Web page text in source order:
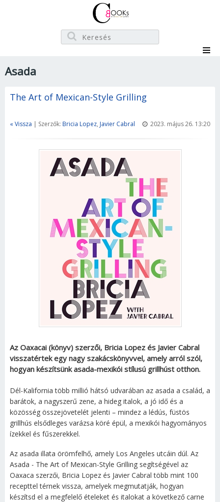
Asada
The Art of Mexican-Style Grilling
« Vissza | Szerzők: Bricia Lopez, Javier Cabral 2023. május 26. 13:20
Az Oaxacai (könyv) szerzői, Bricia Lopez és Javier Cabral
visszatértek egy nagy szakácskönyvvel, amely arról szól,
hogyan készítsünk asada-mexikói stílusú grillhúst otthon.
Dél-Kalifornia több millió hátsó udvarában az asada a család, a
barátok, a nagyszerű zene, a hideg italok, a jó idő és a
közösség összejövetelét jelenti – mindez a lédús, füstös
grillhús elsődleges varázsa köré épül, a mexikói hagyományos
ízekkel és fűszerekkel.
Az asada illata örömfelhő, amely Los Angeles utcáin dúl. Az
Asada - The Art of Mexican-Style Grilling segítségével az
Oaxaca szerzői, Bricia Lopez és Javier Cabral több mint 100
recepttel térnek vissza, amelyek megmutatják, hogyan
készítsd el a megfelelő ételeket és italokat a következő carne